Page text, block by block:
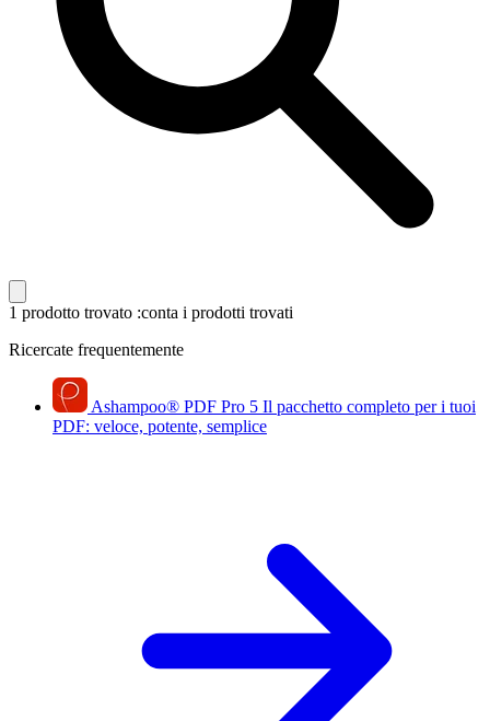
1 prodotto trovato :conta i prodotti trovati
Ricercate frequentemente
Ashampoo® PDF Pro 5 Il pacchetto completo per i tuoi
PDF: veloce, potente, semplice